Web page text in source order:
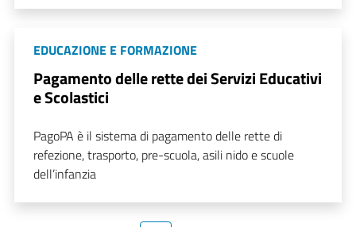
EDUCAZIONE E FORMAZIONE
Pagamento delle rette dei Servizi Educativi
e Scolastici
PagoPA è il sistema di pagamento delle rette di
refezione, trasporto, pre-scuola, asili nido e scuole
dell’infanzia